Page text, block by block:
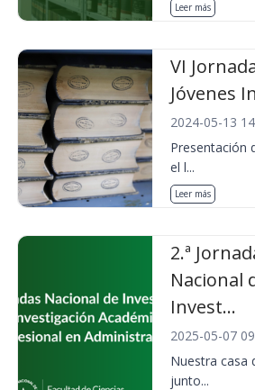
Leer más
VI
Jóvenes
2024-05-13
Presentación
el l...
Leer más
2.ª
Nacional
Invest...
2025-05-07
Nuestra casa
junto...